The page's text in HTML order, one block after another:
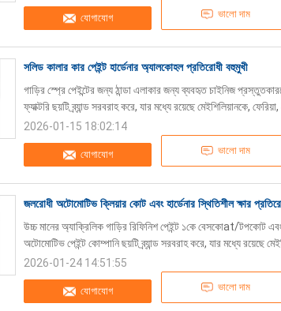
যোগাযোগ ভালো দাম
সলিড কালার কার পেইন্ট হার্ডেনার অ্যালকোহল প্রতিরোধী বহুমুখী
যোগাযোগ ভালো দাম
গাড়ির স্প্রে পেইন্টের জন্য ঠান্ডা এলাকার জন্য ব্যবহৃত চাইনিজ
ফ্যাক্টরি ছয়টি ব্র্যান্ড সরবরাহ করে, যার মধ্যে রয়েছে মেইশিলিয়ানকে, ফেরিয়া,
2026-01-15 18:02:14
জলরোধী অটোমোটিভ ক্লিয়ার কোট এবং হার্ডেনার স্থিতিশীল ক্ষার
যোগাযোগ ভালো দাম
উচ্চ মানের অ্যাক্রিলিক গাড়ির রিফিনিশ পেইন্ট ১কে বেসকোat/টপকোট এবং
অটোমোটিভ পেইন্ট কোম্পানি ছয়টি ব্র্যান্ড সরবরাহ করে, যার মধ্যে রয়েছে
2026-01-24 14:51:55